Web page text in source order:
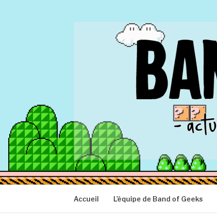
BAND OF
Actu Geek d'hier et d'aujourd'hui
Accueil L’équipe de Band of Geeks